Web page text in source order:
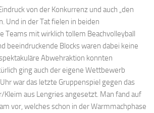
von der Konkurrenz und auch „den
Und in der Tat fielen in beiden
Teams mit wirklich tollem Beachvolleyball
beeindruckende Blocks waren dabei keine
Abwehraktion konnten
ging auch der eigene Wettbewerb
war das letzte Gruppenspiel gegen das
Kleim aus Lengries angesetzt. Man fand auf
vor, welches schon in der Warmmachphase